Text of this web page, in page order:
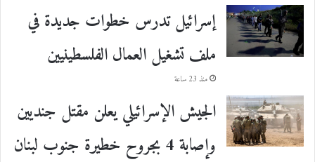
إسرائيل تدرس خطوات جديدة في
ملف تشغيل العمال الفلسطينيين
منذ 23 ساعة
الجيش الإسرائيلي يعلن مقتل جنديين
وإصابة 4 بجروح خطيرة جنوب لبنان